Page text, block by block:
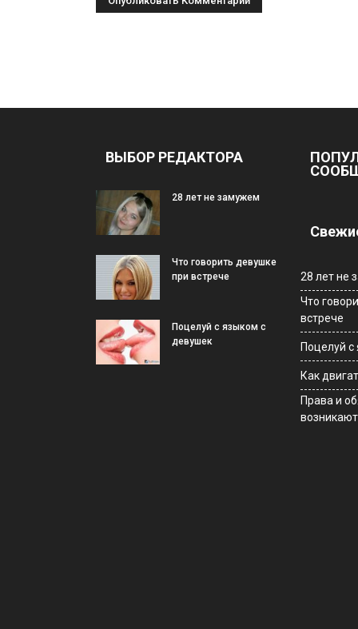
ВЫБОР РЕДАКТОРА
28 лет не замужем
Что говорить девушке
при встрече
Поцелуй с языком с
девушек
28 лет не
Что
встрече
Поцелуй
Как
Права и
возникают